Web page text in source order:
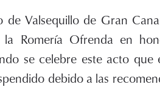
de Valsequillo de Gran
la Romería Ofrenda en
se celebre este acto
debido a las